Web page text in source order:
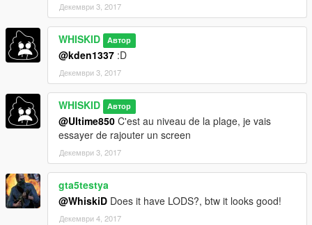
Декември 3, 2017
WHISKID Автор
@kden1337 :D
Декември 3, 2017
WHISKID Автор
@Ultime850 C'est au niveau de la plage, je vais
essayer de rajouter un screen
Декември 3, 2017
gta5testya
@WhiskiD Does it have LODS?, btw it looks good!
Декември 4, 2017